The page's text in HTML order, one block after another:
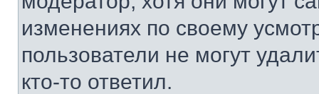
изменениях по своему
пользователи не могут
кто-то ответил.